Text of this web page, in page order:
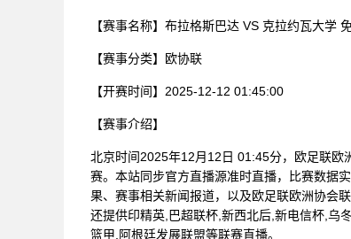
【赛事名称】 布拉格斯巴达 VS 克拉约瓦大学
【赛事分类】 欧协联
【开赛时间】 2025-12-12 01:45:00
【赛事介绍】
北京时间2025年12月12日 01:45分，欧足联欧
赛。本站同步官方直播源准时直播，比赛数据
果、赛事相关新闻报道，以及欧足联欧洲协会
还提供印精英,巴超联杯,新西北后,新电信杯,乌
篮甲,阿根廷发展联盟等联赛直播。